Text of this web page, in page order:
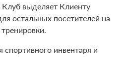
Клуб выделяет Клиенту
остальных посетителей на
инвентаря и